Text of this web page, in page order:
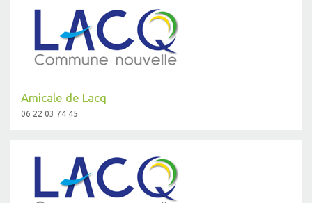
Amicale de Lacq
06 22 03 74 45